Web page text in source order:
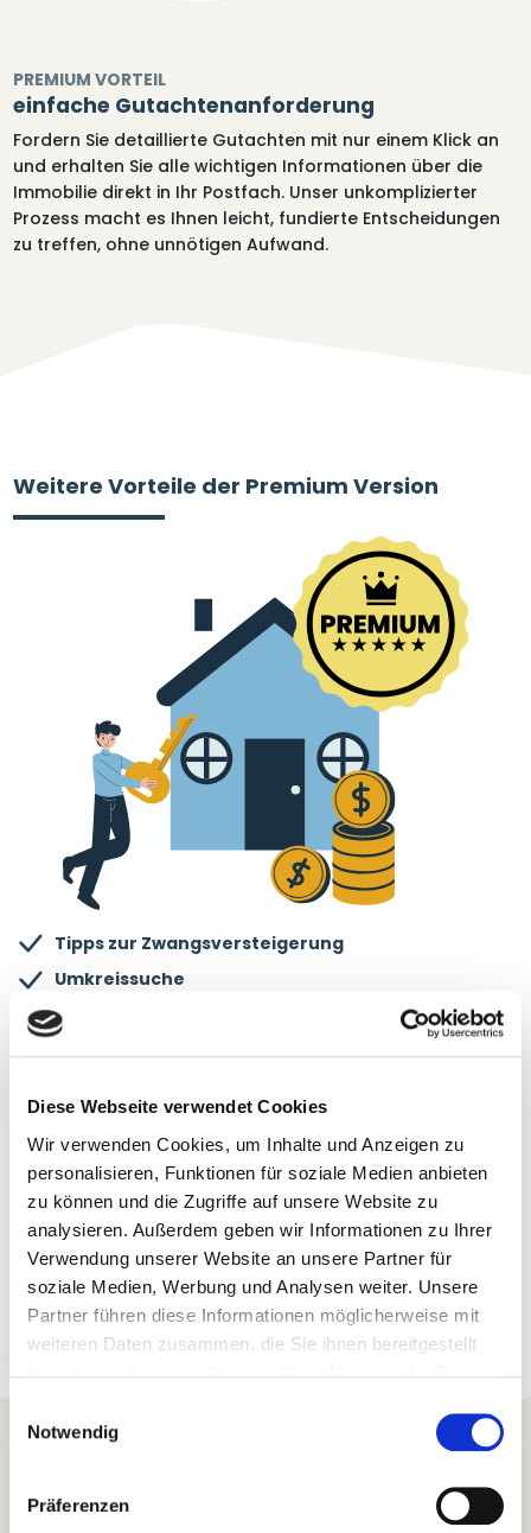
Diese Webseite verwendet Cookies
Wir verwenden Cookies, um Inhalte und Anzeigen zu
personalisieren, Funktionen für soziale Medien anbieten
zu können und die Zugriffe auf unsere Website zu
analysieren. Außerdem geben wir Informationen zu Ihrer
Verwendung unserer Website an unsere Partner für
soziale Medien, Werbung und Analysen weiter. Unsere
Partner führen diese Informationen möglicherweise mit
weiteren Daten zusammen, die Sie ihnen bereitgestellt
Notwendig
Präferenzen
PREMIUM VORTEIL
einfache Gutachtenanforderung
Fordern Sie detaillierte Gutachten mit nur einem Klick an
und erhalten Sie alle wichtigen Informationen über die
Immobilie direkt in Ihr Postfach. Unser unkomplizierter
Prozess macht es Ihnen leicht, fundierte Entscheidungen
zu treffen, ohne unnötigen Aufwand.
Weitere Vorteile der Premium Version
Tipps zur Zwangsversteigerung
Umkreissuche
Kategorienfilter
Suche in Servicegebiet(en)
keine Werbung
JETZT BERATEN LASSEN